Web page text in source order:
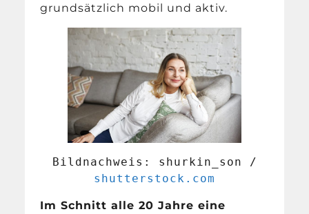
grundsätzlich mobil und aktiv.
Bildnachweis: shurkin_son /
shutterstock.com
Im Schnitt alle 20 Jahre eine